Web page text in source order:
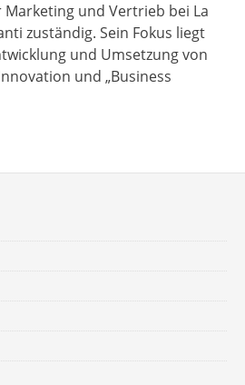
Marketing und Vertrieb bei La
zuständig. Sein Fokus liegt
und Umsetzung von
und „Business